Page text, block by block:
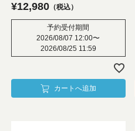
¥12,980 税込
予約受付期間
2026/08/07 12:00〜
2026/08/25 11:59
カートへ追加